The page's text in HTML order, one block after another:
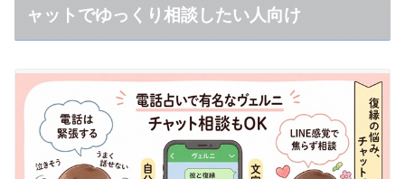
ャットでゆっくり相談したい人向け